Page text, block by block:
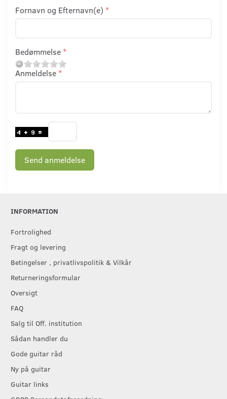
Fornavn og Efternavn(e)
Bedømmelse
Anmeldelse
Send anmeldelse
INFORMATION
Fortrolighed
Fragt og levering
Betingelser , privatlivspolitik & Vilkår
Returneringsformular
Oversigt
FAQ
Salg til Off. institution
Sådan handler du
Gode guitar råd
Ny på guitar
Guitar links